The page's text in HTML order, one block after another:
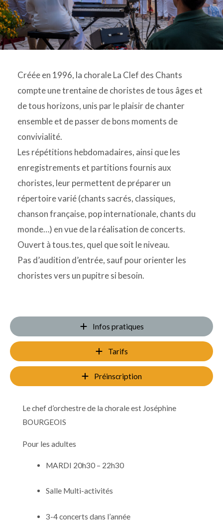
Créée en 1996, la chorale La Clef des Chants
compte une trentaine de choristes de tous âges et
de tous horizons, unis par le plaisir de chanter
ensemble et de passer de bons moments de
convivialité.
Les répétitions hebdomadaires, ainsi que les
enregistrements et partitions fournis aux
choristes, leur permettent de préparer un
répertoire varié (chants sacrés, classiques,
chanson française, pop internationale, chants du
monde…) en vue de la réalisation de concerts.
Ouvert à tous.tes, quel que soit le niveau.
Pas d’audition d’entrée, sauf pour orienter les
choristes vers un pupitre si besoin.
Infos pratiques
Tarifs
Préinscription
Le chef d’orchestre de la chorale est Joséphine
BOURGEOIS
Pour les adultes
MARDI 20h30 – 22h30
Salle Multi-activités
3-4 concerts dans l’année